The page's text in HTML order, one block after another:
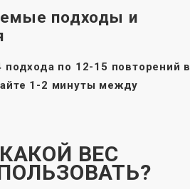
подходы и
подхода по 12-15 повторений в
1-2 минуты между
КАКОЙ ВЕС